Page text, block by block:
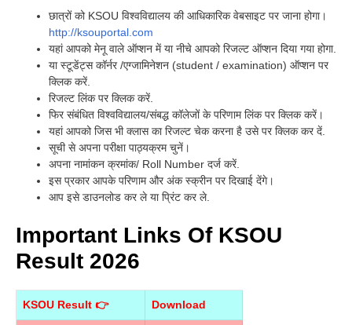
छात्रों को KSOU विश्वविद्यालय की आधिकारिक वेबसाइट पर जाना होगा।
http://ksouportal.com
यहां आपको मेनू वाले ऑप्शन में या नीचे आपको रिजल्ट ऑप्शन दिया गया होगा.
या स्टूडेंट्स कॉर्नर /एग्जामिनेशन (student / examination) ऑप्शन पर
क्लिक करें.
रिजल्ट लिंक पर क्लिक करें.
फिर संबंधित विश्वविद्यालय/संबद्ध कॉलेजों के परिणाम लिंक पर क्लिक करें।
यहां आपको जिस भी क्लास का रिजल्ट चेक करना है उसे पर क्लिक कर दें.
सूची से अपना परीक्षा पाठ्यक्रम चुनें।
अपना नामांकन क्रमांक/ Roll Number दर्ज करें.
इस प्रकार आपके परिणाम और अंक स्क्रीन पर दिखाई देंगे।
आप इसे डाउनलोड कर ले या प्रिंट कर ले.
Important Links Of KSOU
Result 2026
KSOU Result 👉 Download